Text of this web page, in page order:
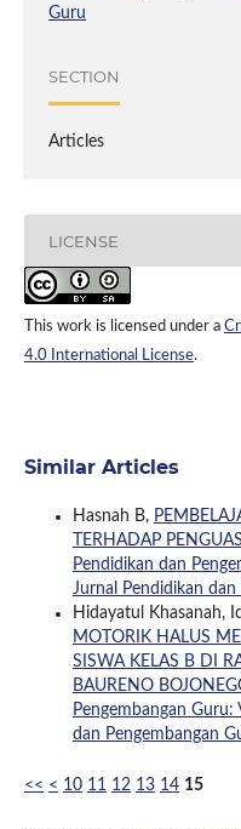
Guru
SECTION
Articles
LICENSE
This work is licensed under a
4.0 International License.
Similar Articles
Hasnah B,
TERHADAP
Pendidikan dan
Jurnal Pendidikan
Hidayatul Khasanah,
MOTORIK HALUS
SISWA KELAS B DI
BAURENO
Pengembangan
dan Pengembangan
<< < 10 11 12 13 14 15